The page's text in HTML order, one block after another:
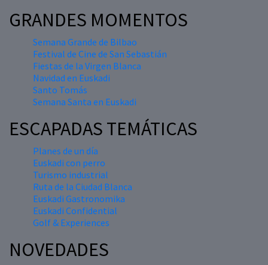
GRANDES MOMENTOS
Semana Grande de Bilbao
Festival de Cine de San Sebastián
Fiestas de la Virgen Blanca
Navidad en Euskadi
Santo Tomás
Semana Santa en Euskadi
ESCAPADAS TEMÁTICAS
Planes de un día
Euskadi con perro
Turismo industrial
Ruta de la Ciudad Blanca
Euskadi Gastronomika
Euskadi Confidential
Golf & Experiences
NOVEDADES